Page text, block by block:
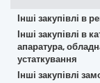
Інші закупівлі в
Інші закупівлі в
апаратура,
устаткування
Інші закупівлі